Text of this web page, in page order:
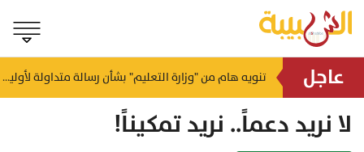
عاجل منذ ساعة تنويه هام من "وزارة التعليم" بشأن رسالة متداولة لأولياء الأمور
لا نريد دعماً.. نريد تمكيناً!